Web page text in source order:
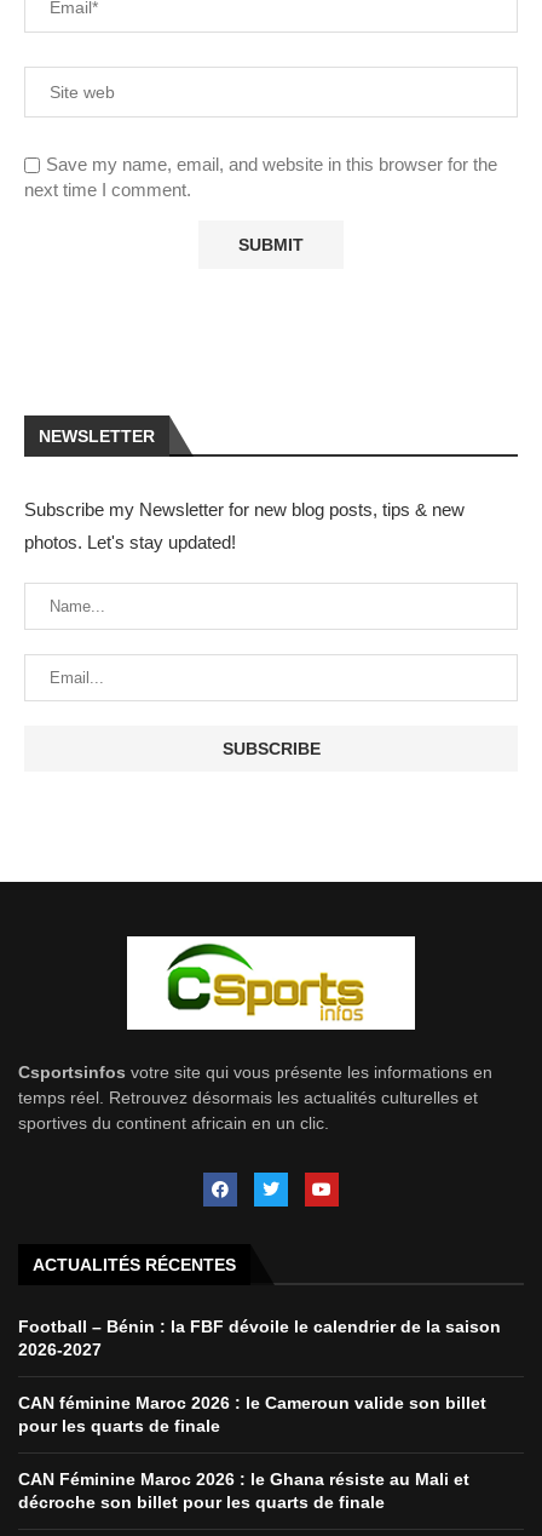
Save my name, email, and website in this browser for the
next time I comment.
NEWSLETTER
Subscribe my Newsletter for new blog posts, tips & new
photos. Let's stay updated!
Csportsinfos votre site qui vous présente les informations en
temps réel. Retrouvez désormais les actualités culturelles et
sportives du continent africain en un clic.
ACTUALITÉS RÉCENTES
Football – Bénin : la FBF dévoile le calendrier de la saison
2026-2027
CAN féminine Maroc 2026 : le Cameroun valide son billet
pour les quarts de finale
CAN Féminine Maroc 2026 : le Ghana résiste au Mali et
décroche son billet pour les quarts de finale